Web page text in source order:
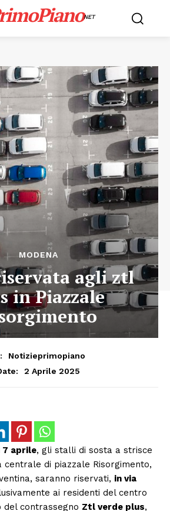
NET
MODENA
agli ztl
in Piazzale
Notizieprimopiano
2 Aprile 2025
7 aprile, gli stalli di sosta a strisce
centrale di piazzale Risorgimento,
saranno riservati, in via
ai residenti del centro
del contrassegno Ztl verde plus,